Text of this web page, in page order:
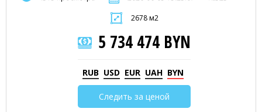
2678 м2
5 734 474 BYN
RUB USD EUR UAH BYN
Следить за ценой